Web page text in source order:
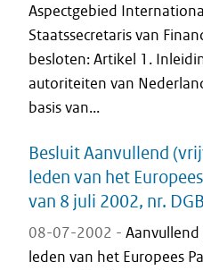
Aspectgebied
Staatssecretaris van
besloten: Artikel 1.
autoriteiten van
basis van...
Besluit Aanvullend
leden van het
van 8 juli 2002, nr.
08-07-2002 -
leden van het Europees